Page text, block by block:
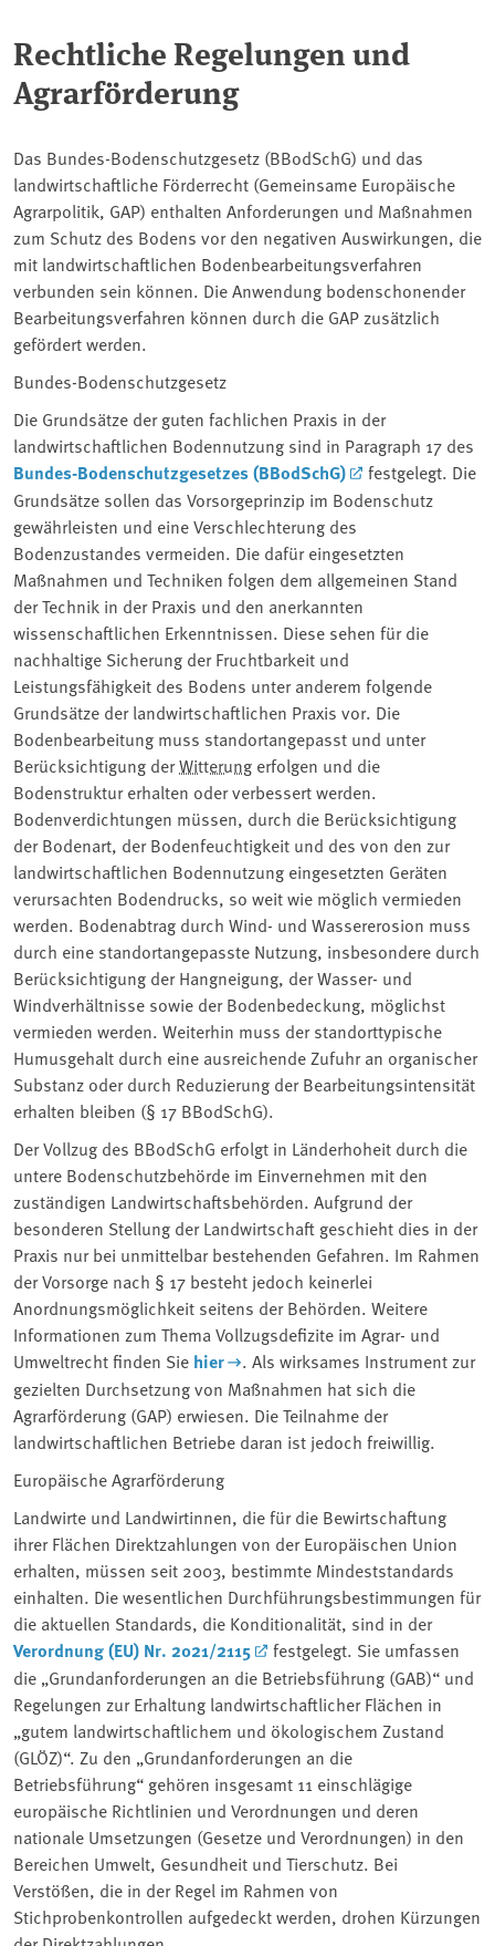
Rechtliche Regelungen und
Agrarförderung
Das Bundes-Bodenschutzgesetz (BBodSchG) und das
landwirtschaftliche Förderrecht (Gemeinsame Europäische
Agrarpolitik, GAP) enthalten Anforderungen und Maßnahmen
zum Schutz des Bodens vor den negativen Auswirkungen, die
mit landwirtschaftlichen Bodenbearbeitungsverfahren
verbunden sein können. Die Anwendung bodenschonender
Bearbeitungsverfahren können durch die GAP zusätzlich
gefördert werden.
Bundes-Bodenschutzgesetz
Die Grundsätze der guten fachlichen Praxis in der
landwirtschaftlichen Bodennutzung sind in Paragraph 17 des
Bundes-Bodenschutzgesetzes (BBodSchG)
festgelegt. Die
Grundsätze sollen das Vorsorgeprinzip im Bodenschutz
gewährleisten und eine Verschlechterung des
Bodenzustandes vermeiden. Die dafür eingesetzten
Maßnahmen und Techniken folgen dem allgemeinen Stand
der Technik in der Praxis und den anerkannten
wissenschaftlichen Erkenntnissen. Diese sehen für die
nachhaltige Sicherung der Fruchtbarkeit und
Leistungsfähigkeit des Bodens unter anderem folgende
Grundsätze der landwirtschaftlichen Praxis vor. Die
Bodenbearbeitung muss standortangepasst und unter
Berücksichtigung derWitterung erfolgen und die
Bodenstruktur erhalten oder verbessert werden.
Bodenverdichtungen müssen, durch die Berücksichtigung
der Bodenart, der Bodenfeuchtigkeit und des von den zur
landwirtschaftlichen Bodennutzung eingesetzten Geräten
verursachten Bodendrucks, so weit wie möglich vermieden
werden. Bodenabtrag durch Wind- und Wassererosion muss
durch eine standortangepasste Nutzung, insbesondere durch
Berücksichtigung der Hangneigung, der Wasser- und
Windverhältnisse sowie der Bodenbedeckung, möglichst
vermieden werden. Weiterhin muss der standorttypische
Humusgehalt durch eine ausreichende Zufuhr an organischer
Substanz oder durch Reduzierung der Bearbeitungsintensität
erhalten bleiben (§ 17 BBodSchG).
Der Vollzug des BBodSchG erfolgt in Länderhoheit durch die
untere Bodenschutzbehörde im Einvernehmen mit den
zuständigen Landwirtschaftsbehörden. Aufgrund der
besonderen Stellung der Landwirtschaft geschieht dies in der
Praxis nur bei unmittelbar bestehenden Gefahren. Im Rahmen
der Vorsorge nach § 17 besteht jedoch keinerlei
Anordnungsmöglichkeit seitens der Behörden. Weitere
Informationen zum Thema Vollzugsdefizite im Agrar- und
Umweltrecht finden Sie hier
. Als wirksames Instrument zur
gezielten Durchsetzung von Maßnahmen hat sich die
Agrarförderung (GAP) erwiesen. Die Teilnahme der
landwirtschaftlichen Betriebe daran ist jedoch freiwillig.
Europäische Agrarförderung
Landwirte und Landwirtinnen, die für die Bewirtschaftung
ihrer Flächen Direktzahlungen von der Europäischen Union
erhalten, müssen seit 2003, bestimmte Mindeststandards
einhalten. Die wesentlichen Durchführungsbestimmungen für
die aktuellen Standards, die Konditionalität, sind in der
Verordnung (EU) Nr. 2021/2115
festgelegt. Sie umfassen
die „Grundanforderungen an die Betriebsführung (GAB)“ und
Regelungen zur Erhaltung landwirtschaftlicher Flächen in
„gutem landwirtschaftlichem und ökologischem Zustand
(GLÖZ)“. Zu den „Grundanforderungen an die
Betriebsführung“ gehören insgesamt 11 einschlägige
europäische Richtlinien und Verordnungen und deren
nationale Umsetzungen (Gesetze und Verordnungen) in den
Bereichen Umwelt, Gesundheit und Tierschutz. Bei
Verstößen, die in der Regel im Rahmen von
Stichprobenkontrollen aufgedeckt werden, drohen Kürzungen